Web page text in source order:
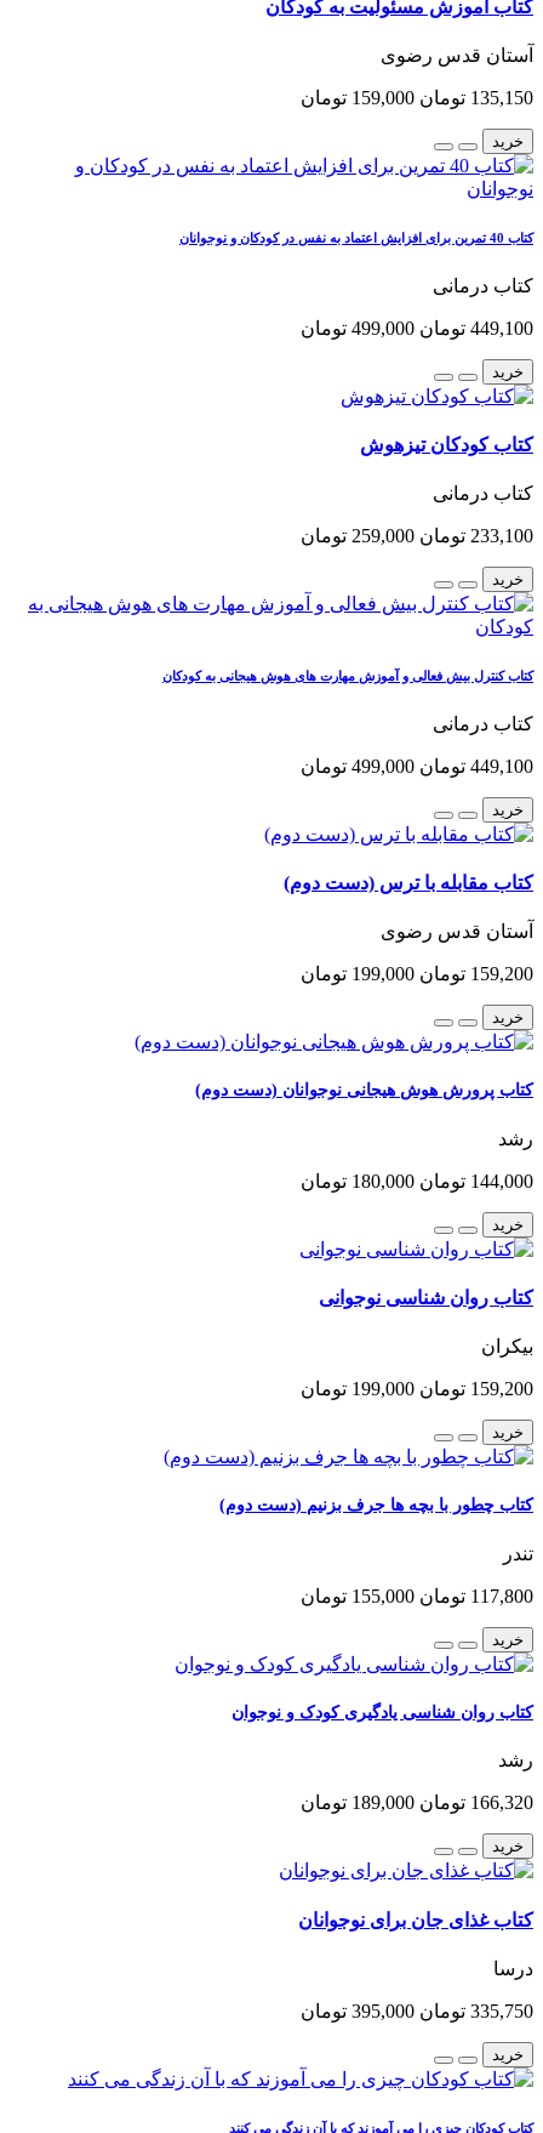
کتاب آموزش مسئولیت به کودکان
آستان قدس رضوی
135,150 تومان 159,000 تومان
خرید
کتاب 40 تمرین برای افزایش اعتماد به نفس در کودکان و نوجوانان
کتاب درمانی
449,100 تومان 499,000 تومان
خرید
کتاب کودکان تیزهوش
کتاب درمانی
233,100 تومان 259,000 تومان
خرید
کتاب کنترل بیش فعالی و آموزش مهارت های هوش هیجانی به کودکان
کتاب درمانی
449,100 تومان 499,000 تومان
خرید
کتاب مقابله با ترس (دست دوم)
آستان قدس رضوی
159,200 تومان 199,000 تومان
خرید
کتاب پرورش هوش هیجانی نوجوانان (دست دوم)
رشد
144,000 تومان 180,000 تومان
خرید
کتاب روان شناسی نوجوانی
بیکران
159,200 تومان 199,000 تومان
خرید
کتاب چطور با بچه ها جرف بزنیم (دست دوم)
تندر
117,800 تومان 155,000 تومان
خرید
کتاب روان شناسی یادگیری کودک و نوجوان
رشد
166,320 تومان 189,000 تومان
خرید
کتاب غذای جان برای نوجوانان
درسا
335,750 تومان 395,000 تومان
خرید
کتاب کودکان چیزی را می آموزند که با آن زندگی می کنند